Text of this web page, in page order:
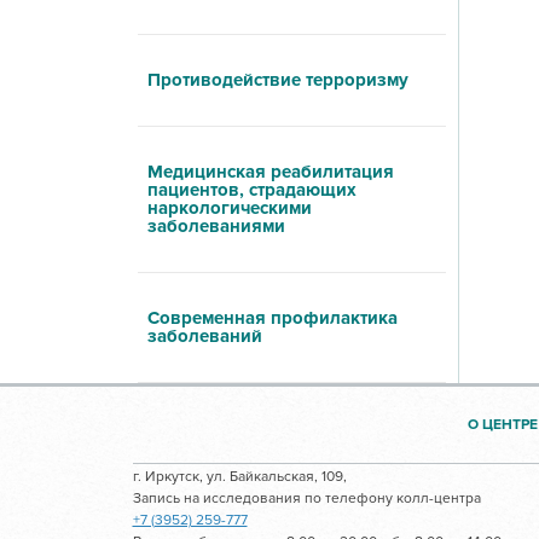
Противодействие терроризму
Медицинская реабилитация
пациентов, страдающих
наркологическими
заболеваниями
Современная профилактика
заболеваний
О ЦЕНТРЕ
г. Иркутск, ул. Байкальская, 109,
Запись на исследования по телефону колл-центра
+7 (3952) 259-777